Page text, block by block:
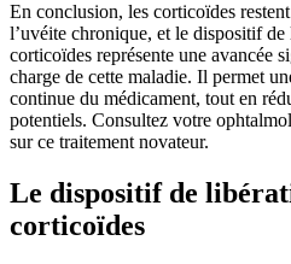
En conclusion, les corticoïdes
l’uvéite chronique, et le dispositif
corticoïdes représente une avancée
charge de cette maladie. Il permet
continue du médicament, tout en
potentiels. Consultez votre
sur ce traitement novateur.
Le dispositif de
corticoïdes